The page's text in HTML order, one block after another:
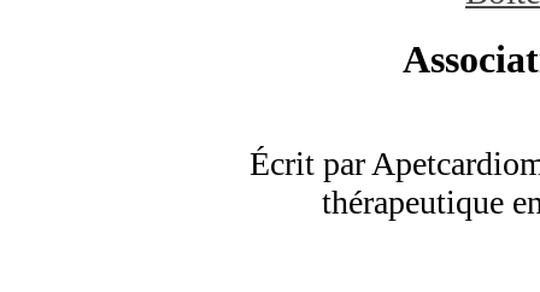
Écrit par
thérapeutique